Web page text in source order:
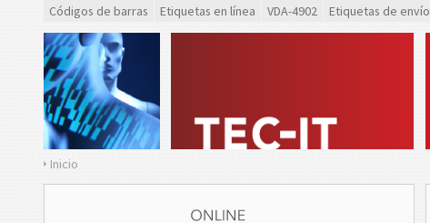
Códigos de barras Etiquetas en línea VDA-4902 Etiquetas de envío
Inicio
VW
Volkswagen GTL
GM
General Motors
CAT
Caterpillar
GS1
Etiquetas GS1